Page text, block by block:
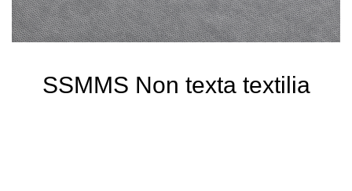
SSMMS Non texta textilia